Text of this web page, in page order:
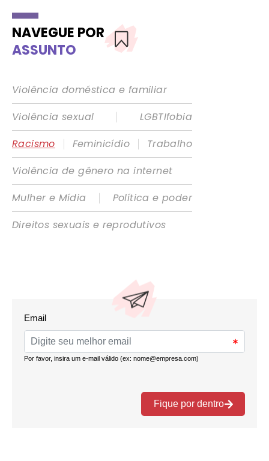
NAVEGUE POR
ASSUNTO
Violência doméstica e familiar
Violência sexual
|
LGBTIfobia
Racismo
| Feminicídio |
Trabalho
Violência de gênero na internet
Mulher e Mídia
|
Política e poder
Direitos sexuais e reprodutivos